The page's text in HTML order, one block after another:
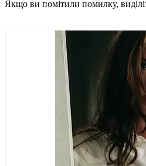
Якщо ви помітили помилку,